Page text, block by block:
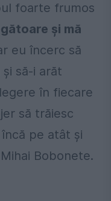
foarte frumos
și mă
eu încerc să
să-i arăt
în fiecare
să trăiesc
pe atât și
Bobonete.